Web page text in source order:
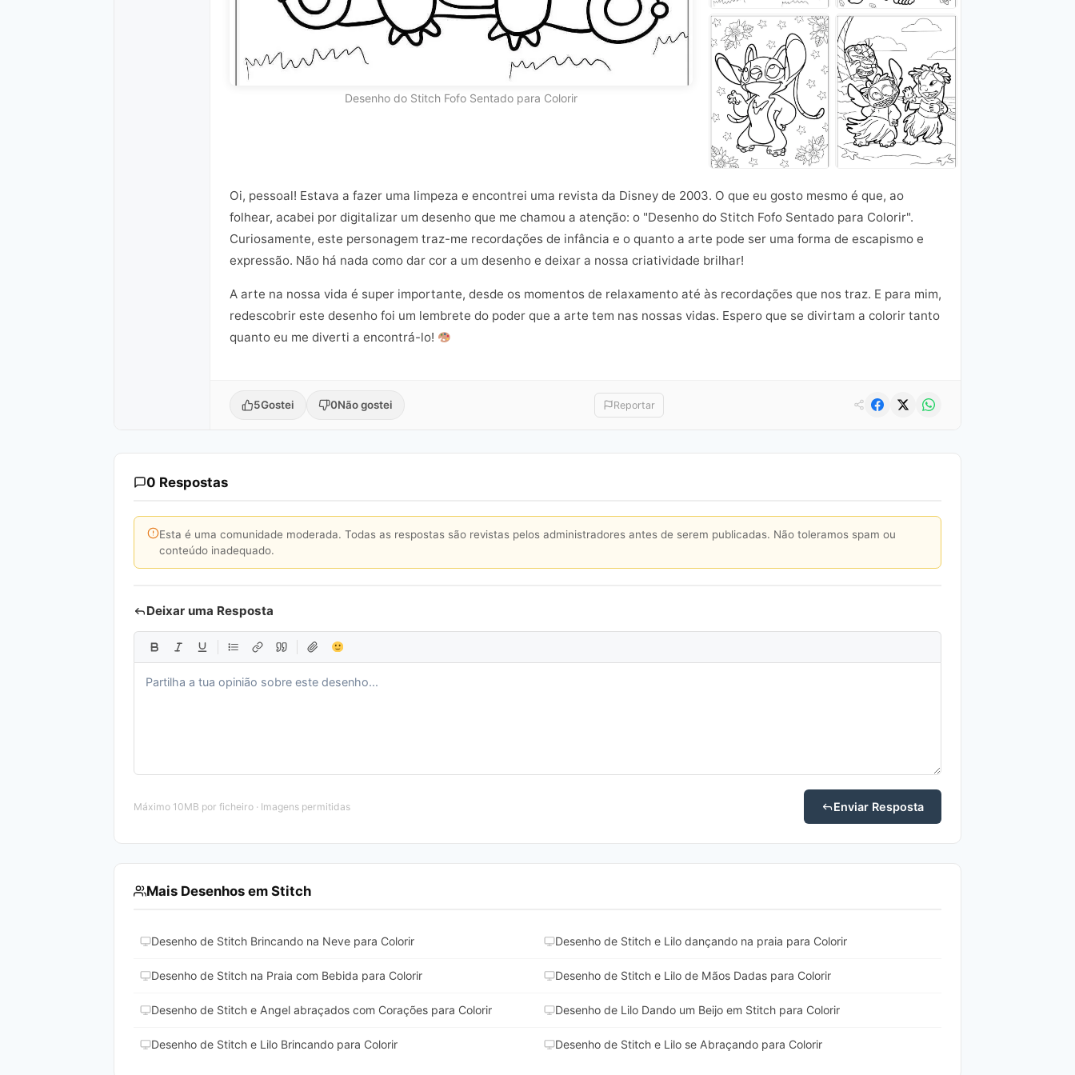
Desenho do Stitch Fofo Sentado para Colorir
Oi, pessoal! Estava a fazer uma limpeza e encontrei uma revista da Disney de 2003. O que eu gosto mesmo é que, ao
folhear, acabei por digitalizar um desenho que me chamou a atenção: o "Desenho do Stitch Fofo Sentado para Colorir".
Curiosamente, este personagem traz-me recordações de infância e o quanto a arte pode ser uma forma de escapismo e
expressão. Não há nada como dar cor a um desenho e deixar a nossa criatividade brilhar!
A arte na nossa vida é super importante, desde os momentos de relaxamento até às recordações que nos traz. E para mim,
redescobrir este desenho foi um lembrete do poder que a arte tem nas nossas vidas. Espero que se divirtam a colorir tanto
quanto eu me diverti a encontrá-lo!
5Gostei 0Não gostei Reportar
0 Respostas
Esta é uma comunidade moderada. Todas as respostas são revistas pelos administradores antes de serem publicadas. Não toleramos spam ou
conteúdo inadequado.
Deixar uma Resposta
Máximo 10MB por ficheiro · Imagens permitidas Enviar Resposta
Mais Desenhos em Stitch
Desenho de Stitch Brincando na Neve para Colorir Desenho de Stitch e Lilo dançando na praia para Colorir
Desenho de Stitch na Praia com Bebida para Colorir Desenho de Stitch e Lilo de Mãos Dadas para Colorir
Desenho de Stitch e Angel abraçados com Corações para Colorir Desenho de Lilo Dando um Beijo em Stitch para Colorir
Desenho de Stitch e Lilo Brincando para Colorir Desenho de Stitch e Lilo se Abraçando para Colorir